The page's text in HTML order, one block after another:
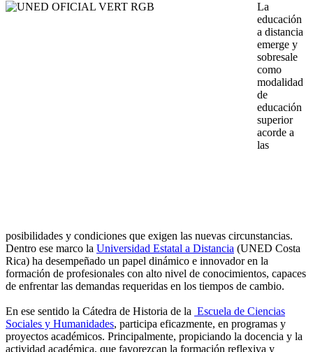
La
educación
a distancia
emerge y
sobresale
como
modalidad
de
educación
superior
acorde a
las
posibilidades y condiciones que exigen las nuevas circunstancias.
Dentro ese marco la Universidad Estatal a Distancia (UNED Costa
Rica) ha desempeñado un papel dinámico e innovador en la
formación de profesionales con alto nivel de conocimientos, capaces
de enfrentar las demandas requeridas en los tiempos de cambio.
En ese sentido la Cátedra de Historia de la Escuela de Ciencias
Sociales y Humanidades, participa eficazmente, en programas y
proyectos académicos. Principalmente, propiciando la docencia y la
actividad académica, que favorezcan la formación reflexiva y